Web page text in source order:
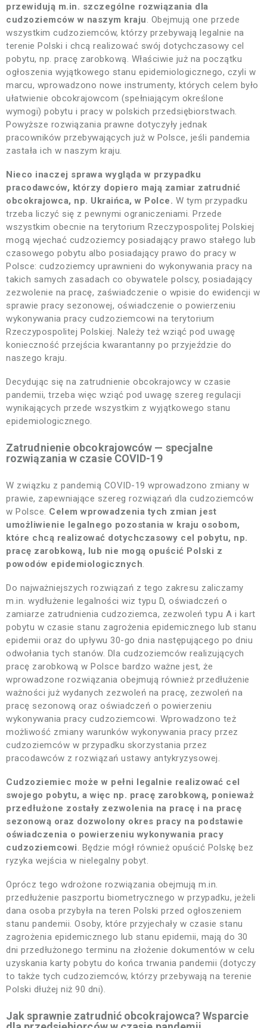
przewidują m.in. szczególne rozwiązania dla
cudzoziemców w naszym kraju. Obejmują one przede
wszystkim cudzoziemców, którzy przebywają legalnie na
terenie Polski i chcą realizować swój dotychczasowy cel
pobytu, np. pracę zarobkową. Właściwie już na początku
ogłoszenia wyjątkowego stanu epidemiologicznego, czyli w
marcu, wprowadzono nowe instrumenty, których celem było
ułatwienie obcokrajowcom (spełniającym określone
wymogi) pobytu i pracy w polskich przedsiębiorstwach.
Powyższe rozwiązania prawne dotyczyły jednak
pracowników przebywających już w Polsce, jeśli pandemia
zastała ich w naszym kraju.
Nieco inaczej sprawa wygląda w przypadku
pracodawców, którzy dopiero mają zamiar zatrudnić
obcokrajowca, np. Ukraińca, w Polce. W tym przypadku
trzeba liczyć się z pewnymi ograniczeniami. Przede
wszystkim obecnie na terytorium Rzeczypospolitej Polskiej
mogą wjechać cudzoziemcy posiadający prawo stałego lub
czasowego pobytu albo posiadający prawo do pracy w
Polsce: cudzoziemcy uprawnieni do wykonywania pracy na
takich samych zasadach co obywatele polscy, posiadający
zezwolenie na pracę, zaświadczenie o wpisie do ewidencji w
sprawie pracy sezonowej, oświadczenie o powierzeniu
wykonywania pracy cudzoziemcowi na terytorium
Rzeczypospolitej Polskiej. Należy też wziąć pod uwagę
konieczność przejścia kwarantanny po przyjeździe do
naszego kraju.
Decydując się na zatrudnienie obcokrajowcy w czasie
pandemii, trzeba więc wziąć pod uwagę szereg regulacji
wynikających przede wszystkim z wyjątkowego stanu
epidemiologicznego.
Zatrudnienie obcokrajowców — specjalne
rozwiązania w czasie COVID-19
W związku z pandemią COVID-19 wprowadzono zmiany w
prawie, zapewniające szereg rozwiązań dla cudzoziemców
w Polsce. Celem wprowadzenia tych zmian jest
umożliwienie legalnego pozostania w kraju osobom,
które chcą realizować dotychczasowy cel pobytu, np.
pracę zarobkową, lub nie mogą opuścić Polski z
powodów epidemiologicznych.
Do najważniejszych rozwiązań z tego zakresu zaliczamy
m.in. wydłużenie legalności wiz typu D, oświadczeń o
zamiarze zatrudnienia cudzoziemca, zezwoleń typu A i kart
pobytu w czasie stanu zagrożenia epidemicznego lub stanu
epidemii oraz do upływu 30-go dnia następującego po dniu
odwołania tych stanów. Dla cudzoziemców realizujących
pracę zarobkową w Polsce bardzo ważne jest, że
wprowadzone rozwiązania obejmują również przedłużenie
ważności już wydanych zezwoleń na pracę, zezwoleń na
pracę sezonową oraz oświadczeń o powierzeniu
wykonywania pracy cudzoziemcowi. Wprowadzono też
możliwość zmiany warunków wykonywania pracy przez
cudzoziemców w przypadku skorzystania przez
pracodawców z rozwiązań ustawy antykryzysowej.
Cudzoziemiec może w pełni legalnie realizować cel
swojego pobytu, a więc np. pracę zarobkową, ponieważ
przedłużone zostały zezwolenia na pracę i na pracę
sezonową oraz dozwolony okres pracy na podstawie
oświadczenia o powierzeniu wykonywania pracy
cudzoziemcowi. Będzie mógł również opuścić Polskę bez
ryzyka wejścia w nielegalny pobyt.
Oprócz tego wdrożone rozwiązania obejmują m.in.
przedłużenie paszportu biometrycznego w przypadku, jeżeli
dana osoba przybyła na teren Polski przed ogłoszeniem
stanu pandemii. Osoby, które przyjechały w czasie stanu
zagrożenia epidemicznego lub stanu epidemii, mają do 30
dni przedłużonego terminu na złożenie dokumentów w celu
uzyskania karty pobytu do końca trwania pandemii (dotyczy
to także tych cudzoziemców, którzy przebywają na terenie
Polski dłużej niż 90 dni).
Jak sprawnie zatrudnić obcokrajowca? Wsparcie